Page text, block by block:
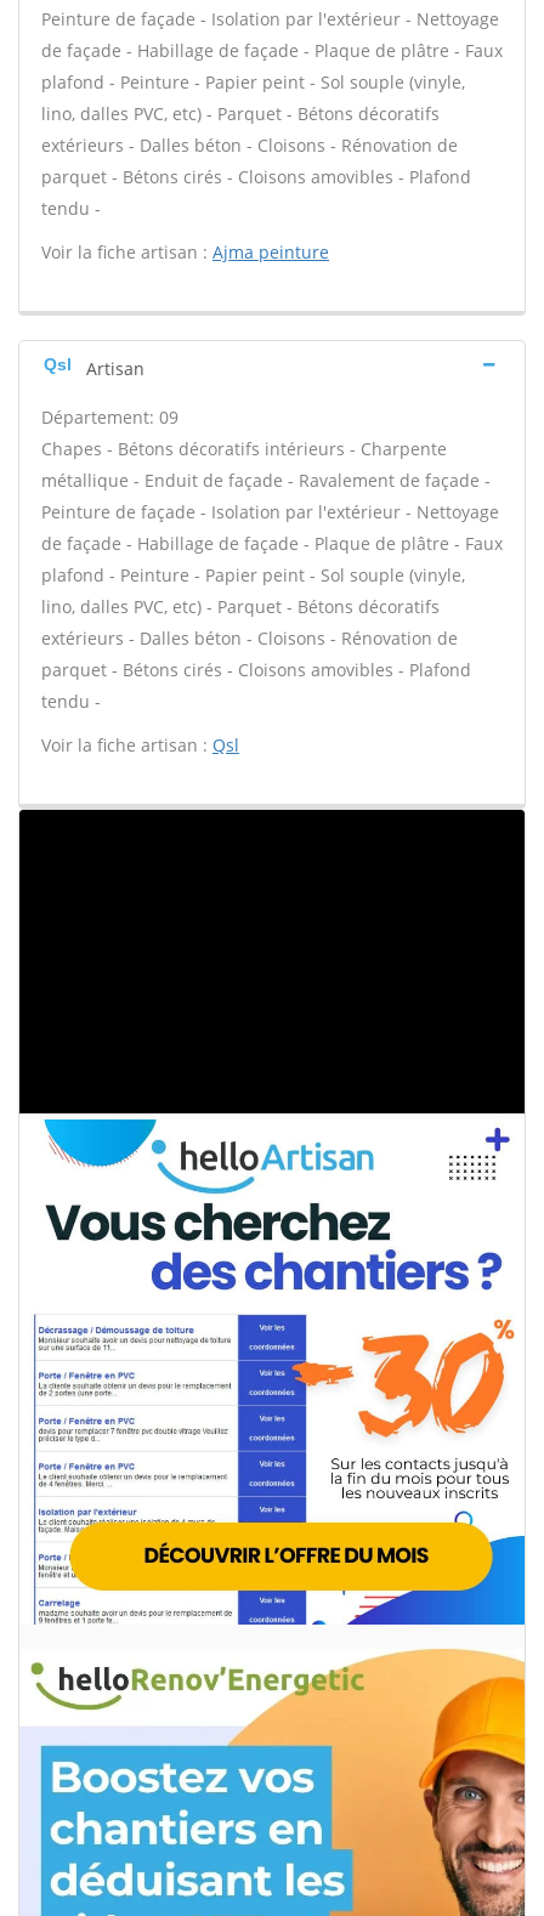
Peinture de façade - Isolation par l'extérieur - Nettoyage
de façade - Habillage de façade - Plaque de plâtre - Faux
plafond - Peinture - Papier peint - Sol souple (vinyle,
lino, dalles PVC, etc) - Parquet - Bétons décoratifs
extérieurs - Dalles béton - Cloisons - Rénovation de
parquet - Bétons cirés - Cloisons amovibles - Plafond
tendu -
Voir la fiche artisan : Ajma peinture
Qsl Artisan
Département: 09
Chapes - Bétons décoratifs intérieurs - Charpente
métallique - Enduit de façade - Ravalement de façade -
Peinture de façade - Isolation par l'extérieur - Nettoyage
de façade - Habillage de façade - Plaque de plâtre - Faux
plafond - Peinture - Papier peint - Sol souple (vinyle,
lino, dalles PVC, etc) - Parquet - Bétons décoratifs
extérieurs - Dalles béton - Cloisons - Rénovation de
parquet - Bétons cirés - Cloisons amovibles - Plafond
tendu -
Voir la fiche artisan : Qsl